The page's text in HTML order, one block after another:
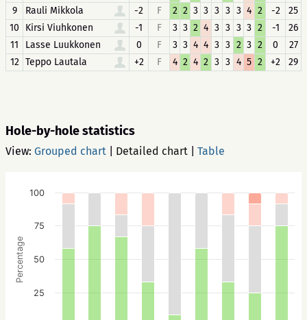
9
Rauli Mikkola -2 F 2 2 3 3 3 3 3 4 2 -2
25
10
Kirsi Viuhkonen -1 F 3 3 2 4 3 3 3 3 2 -1
26
11
Lasse Luukkonen 0 F 3 3 4 4 3 3 2 3 2 0
27
12 Teppo Lautala +2 F 4 2 4 2 3 3 4 5 2 +2 29
Hole-by-hole statistics
View: Grouped chart Detailed chart Table
Percentage
25
50
75
100